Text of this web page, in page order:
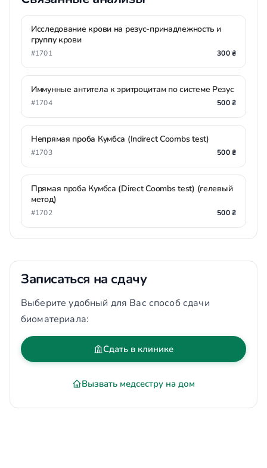
Исследование крови на резус-принадлежность и
группу крови
#1701 300 ₴
Иммунные антитела к эритроцитам по системе Резус
#1704 500 ₴
Непрямая проба Кумбса (Indirect Coombs test)
#1703 500 ₴
Прямая проба Кумбса (Direct Coombs test) (гелевый
метод)
#1702 500 ₴
Записаться на сдачу
Выберите удобный для Вас способ сдачи
биоматериала:
Сдать в клинике
Вызвать медсестру на дом